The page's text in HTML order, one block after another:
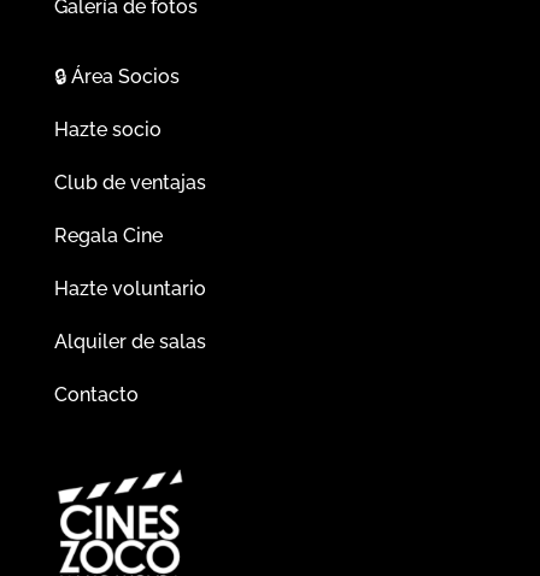
Galería de fotos
🔒Área Socios
Hazte socio
Club de ventajas
Regala Cine
Hazte voluntario
Alquiler de salas
Contacto